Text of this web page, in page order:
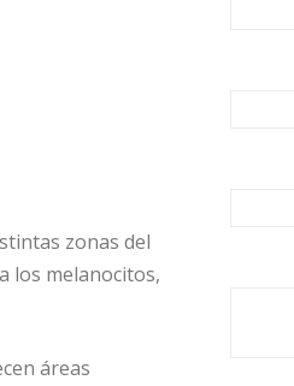
zonas del
los melanocitos,
áreas